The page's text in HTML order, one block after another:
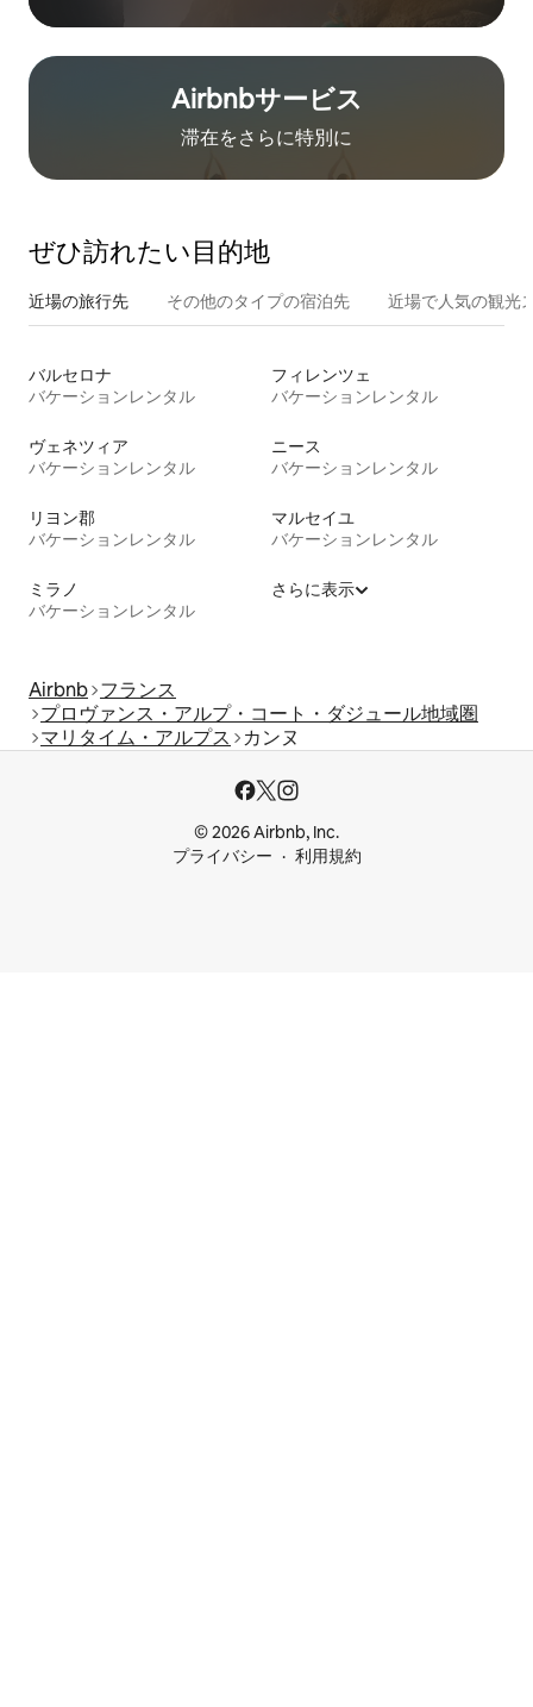
Airbnb⁠サ⁠ー⁠ビ⁠ス
滞在をさ⁠ら⁠に特⁠別⁠に
ぜひ訪⁠れ⁠た⁠い目⁠的⁠地
近場の旅行先 その他のタ⁠イ⁠プ⁠の宿⁠泊⁠先 近場で人気の観光
バルセロナ
バケーションレンタル
フィレンツェ
バケーションレンタル
ヴェネツィア
バケーションレンタル
ニース
バケーションレンタル
リヨン郡
バケーションレンタル
マルセイユ
バケーションレンタル
ミラノ
バケーションレンタル
さらに表示
Airbnb フランス
プロヴァンス・アルプ・コート・ダジュール地域圏
マリタイム・アルプス
カンヌ
© 2026 Airbnb, Inc.
プライバシー
利用規約